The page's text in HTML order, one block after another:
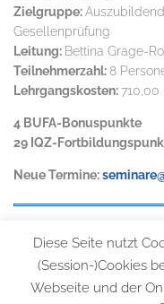
Zielgruppe:
Gesellenprüfung
Leitung: Bettina Grage-
Teilnehmerzahl:8
Lehrgangskosten:
4 BUFA-Bonuspunkte
29 IQZ-
Neue Termine:
© 2026
Diese Seite nutzt
(Session-)Cookies
Webseite und der